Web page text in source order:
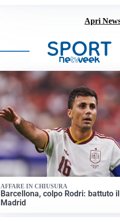
Apri
AFFARE IN CHIUSURA
Barcellona, colpo Rodri: battuto
Madrid